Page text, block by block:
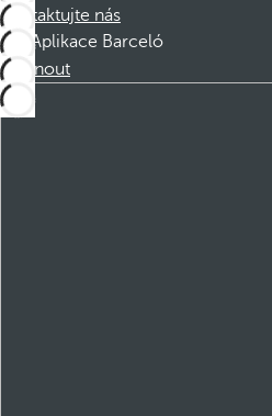
Kontaktujte nás
Aplikace Barceló
Stáhnout